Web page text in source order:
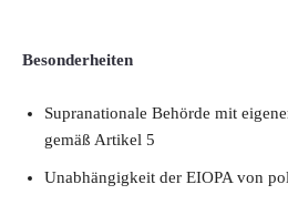
Besonderheiten
Supranationale Behörde mit
gemäß Artikel 5
Unabhängigkeit der EIOPA von